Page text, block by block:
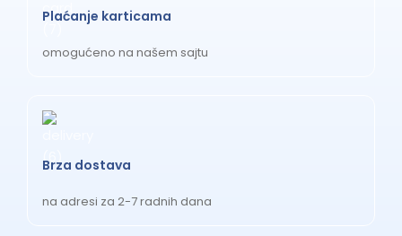
Plaćanje karticama
omogućeno na našem sajtu
Brza dostava
na adresi za 2-7 radnih dana